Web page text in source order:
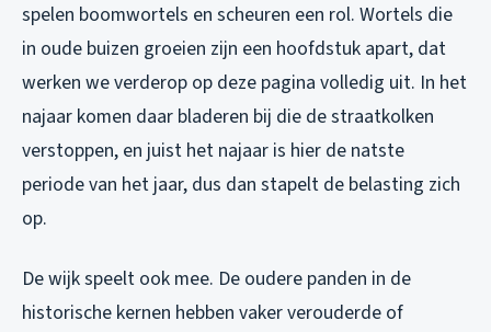
spelen boomwortels en scheuren een rol. Wortels die
in oude buizen groeien zijn een hoofdstuk apart, dat
werken we verderop op deze pagina volledig uit. In het
najaar komen daar bladeren bij die de straatkolken
verstoppen, en juist het najaar is hier de natste
periode van het jaar, dus dan stapelt de belasting zich
op.
De wijk speelt ook mee. De oudere panden in de
historische kernen hebben vaker verouderde of